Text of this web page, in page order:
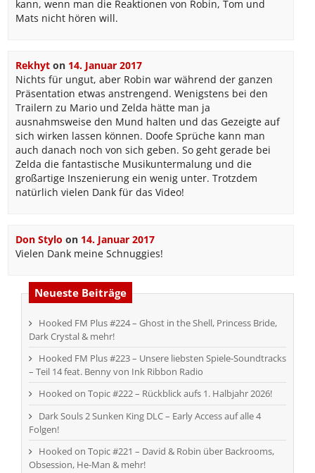
kann, wenn man die Reaktionen von Robin, Tom und
Mats nicht hören will.
Rekhyton 14. Januar 2017
Nichts für ungut, aber Robin war während der ganzen
Präsentation etwas anstrengend. Wenigstens bei den
Trailern zu Mario und Zelda hätte man ja
ausnahmsweise den Mund halten und das Gezeigte auf
sich wirken lassen können. Doofe Sprüche kann man
auch danach noch von sich geben. So geht gerade bei
Zelda die fantastische Musikuntermalung und die
großartige Inszenierung ein wenig unter. Trotzdem
natürlich vielen Dank für das Video!
Don Stylo on 14. Januar 2017
Vielen Dank meine Schnuggies!
Neueste Beiträge
Hooked FM Plus #224 – Ghost in the Shell, Princess Bride,
Dark Crystal & mehr!
Hooked FM Plus #223 – Unsere liebsten Spiele-Soundtracks
– Teil 14 feat. Benny von Ink Ribbon Radio
Hooked on Topic #222 – Rückblick aufs 1. Halbjahr 2026!
Dark Souls 2 Sunken King DLC – Early Access auf alle 4
Folgen!
Hooked on Topic #221 – David & Robin über Backrooms,
Obsession, He-Man & mehr!